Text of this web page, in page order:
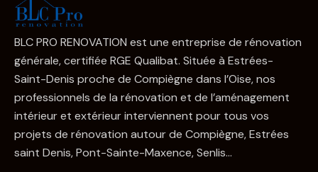
BLC PRO RENOVATION est une entreprise de rénovation
générale, certifiée RGE Qualibat. Située à Estrées-
Saint-Denis proche de Compiègne dans l’Oise, nos
professionnels de la rénovation et de l’aménagement
intérieur et extérieur interviennent pour tous vos
projets de rénovation autour de Compiègne, Estrées
saint Denis, Pont-Sainte-Maxence, Senlis…